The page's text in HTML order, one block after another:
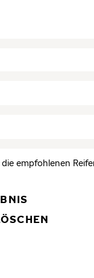
empfohlenen